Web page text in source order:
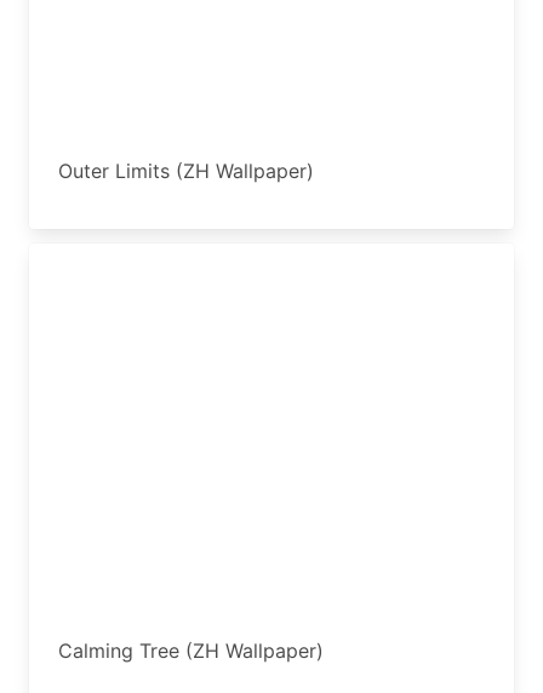
Outer Limits (ZH Wallpaper)
Calming Tree (ZH Wallpaper)